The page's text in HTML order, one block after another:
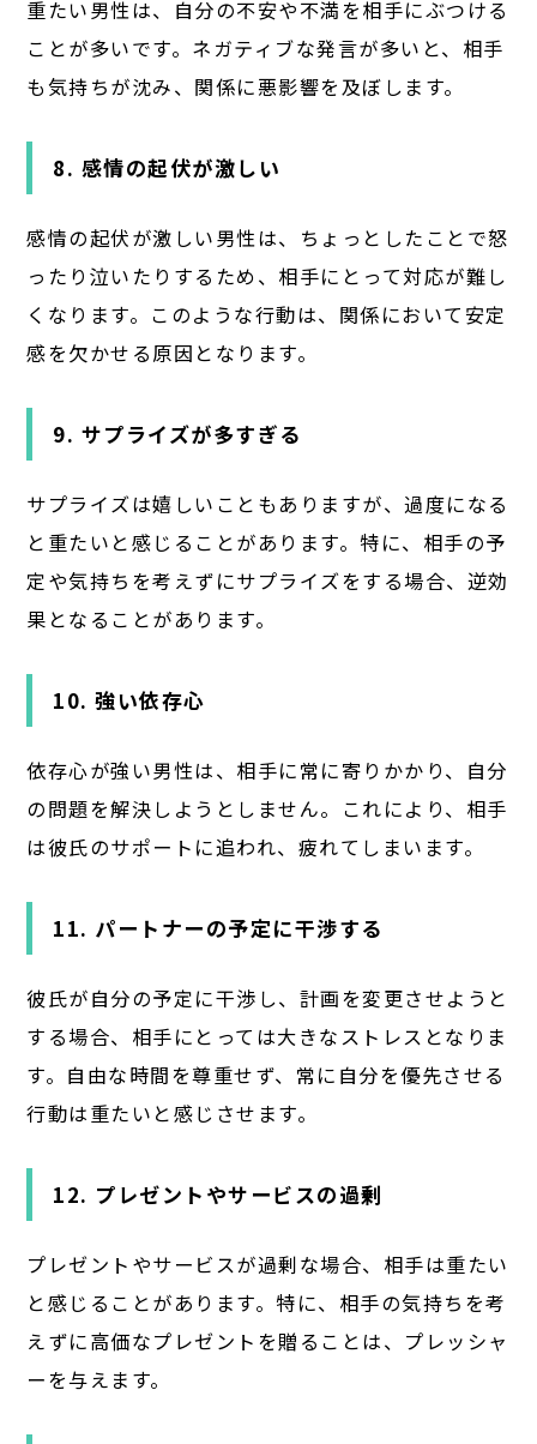
重たい男性は、自分の不安や不満を相手にぶつける
ことが多いです。ネガティブな発言が多いと、相手
も気持ちが沈み、関係に悪影響を及ぼします。
8. 感情の起伏が激しい
感情の起伏が激しい男性は、ちょっとしたことで怒
ったり泣いたりするため、相手にとって対応が難し
くなります。このような行動は、関係において安定
感を欠かせる原因となります。
9. サプライズが多すぎる
サプライズは嬉しいこともありますが、過度になる
と重たいと感じることがあります。特に、相手の予
定や気持ちを考えずにサプライズをする場合、逆効
果となることがあります。
10. 強い依存心
依存心が強い男性は、相手に常に寄りかかり、自分
の問題を解決しようとしません。これにより、相手
は彼氏のサポートに追われ、疲れてしまいます。
11. パートナーの予定に干渉する
彼氏が自分の予定に干渉し、計画を変更させようと
する場合、相手にとっては大きなストレスとなりま
す。自由な時間を尊重せず、常に自分を優先させる
行動は重たいと感じさせます。
12. プレゼントやサービスの過剰
プレゼントやサービスが過剰な場合、相手は重たい
と感じることがあります。特に、相手の気持ちを考
えずに高価なプレゼントを贈ることは、プレッシャ
ーを与えます。